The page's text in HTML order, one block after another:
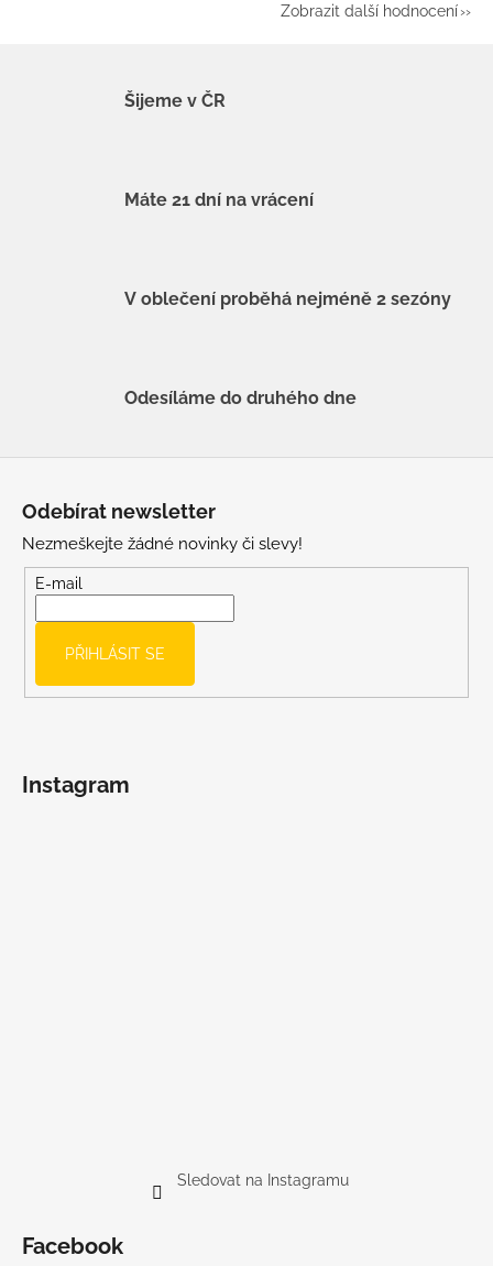
Zobrazit další hodnocení
Šijeme v ČR
Máte 21 dní na vrácení
V oblečení proběhá nejméně 2 sezóny
Odesíláme do druhého dne
Odebírat newsletter
Nezmeškejte žádné novinky či slevy!
E-mail
PŘIHLÁSIT SE
Instagram
Sledovat na Instagramu
Facebook